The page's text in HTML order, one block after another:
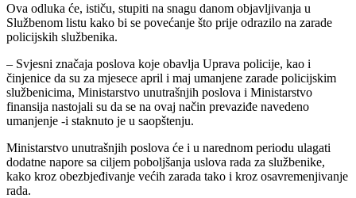
Ova odluka će, ističu, stupiti na snagu danom objavljivanja u
Službenom listu kako bi se povećanje što prije odrazilo na zarade
policijskih službenika.
– Svjesni značaja poslova koje obavlja Uprava policije, kao i
činjenice da su za mjesece april i maj umanjene zarade policijskim
službenicima, Ministarstvo unutrašnjih poslova i Ministarstvo
finansija nastojali su da se na ovaj način prevaziđe navedeno
umanjenje -i staknuto je u saopštenju.
Ministarstvo unutrašnjih poslova će i u narednom periodu ulagati
dodatne napore sa ciljem poboljšanja uslova rada za službenike,
kako kroz obezbjeđivanje većih zarada tako i kroz osavremenjivanje
rada.